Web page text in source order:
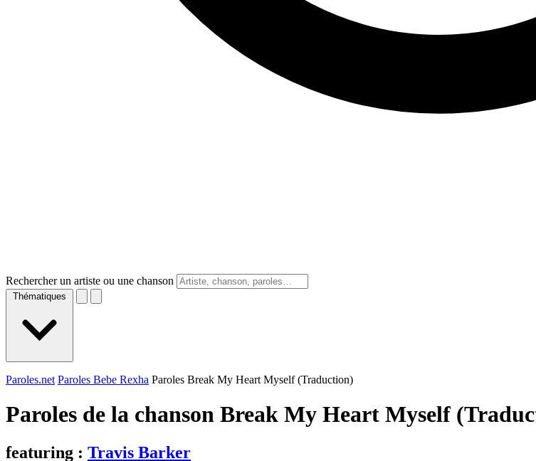
Rechercher un artiste ou une chanson
Thématiques
Paroles.net Paroles Bebe Rexha Paroles Break My Heart Myself (Traduction)
Paroles de la chanson Break My Heart Myself
featuring : Travis Barker